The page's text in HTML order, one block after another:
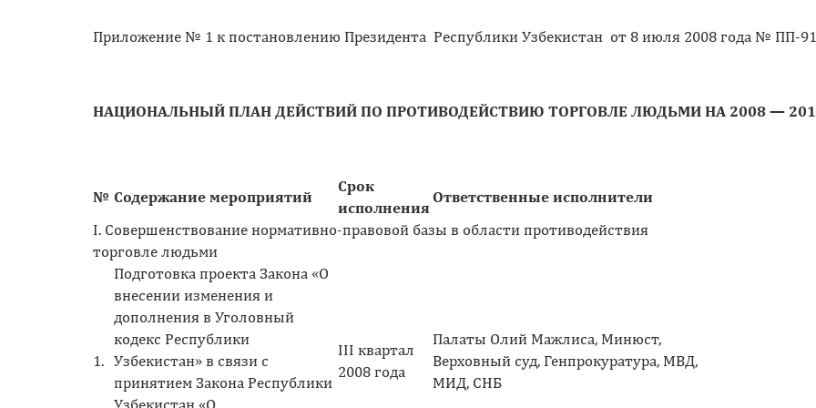
Приложение № 1 к постановлению Президента Республики Узбекистан от 8 июля 2008 года № ПП-
НАЦИОНАЛЬНЫЙ ПЛАН ДЕЙСТВИЙ ПО ПРОТИВОДЕЙСТВИЮ ТОРГОВЛЕ ЛЮДЬМИ НА 2008 —
№ Содержание мероприятий
Срок
исполнения
Ответственные исполнители
I. Совершенствование нормативно-правовой базы в области противодействия
торговле людьми
1.
Подготовка проекта Закона «О
внесении изменения и
дополнения в Уголовный
кодекс Республики
Узбекистан» в связи с
принятием Закона Республики
III квартал
2008 года
Палаты Олий Мажлиса, Минюст,
Верховный суд, Генпрокуратура, МВД,
МИД, СНБ